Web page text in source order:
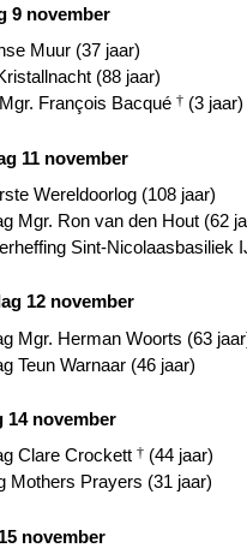
9 november
Muur (37 jaar)
(88 jaar)
François Bacqué † (3 jaar)
11 november
Wereldoorlog (108 jaar)
Mgr. Ron van den Hout (62
Sint-Nicolaasbasiliek
12 november
Mgr. Herman Woorts (63
Teun Warnaar (46 jaar)
14 november
Clare Crockett † (44 jaar)
Mothers Prayers (31 jaar)
november